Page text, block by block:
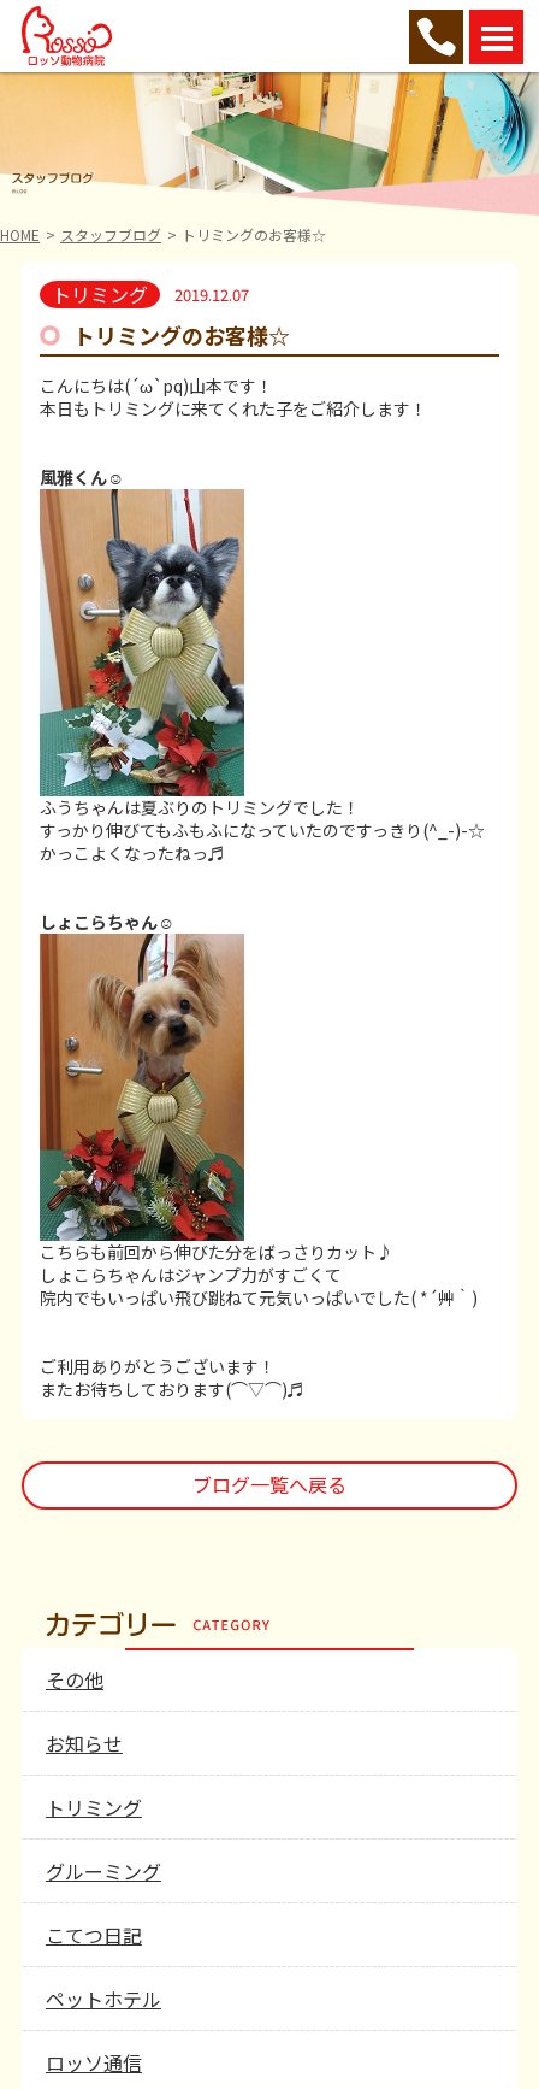
HOME スタッフブログ トリミングのお客様☆
トリミング 2019.12.07
トリミングのお客様☆
こんにちは(´ω`pq)山本です！
本日もトリミングに来てくれた子をご紹介します！
風雅く ん☺
ふうちゃんは夏ぶりのトリミングでした！
すっかり伸びてもふもふになっていたのですっきり(^_-)-☆
かっこよくなったねっ♬
しょこらちゃん☺
こちらも前回から伸びた分をばっさりカット♪
しょこらちゃんはジャンプ力がすごくて
院内でもいっぱい飛び跳ねて元気いっぱいでした( *´艸｀)
ご利用ありがとうございます！
またお待ちしております(⌒▽⌒)♬
ブログ一覧へ戻る
その他
お知らせ
トリミング
グルーミング
こてつ日記
ペットホテル
ロッソ通信